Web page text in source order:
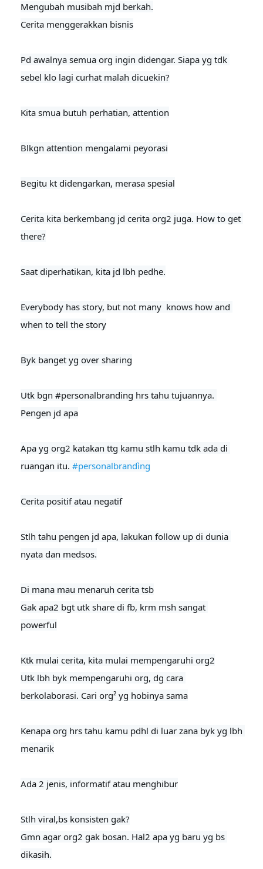
Mengubah musibah mjd berkah.
Cerita menggerakkan bisnis
Pd awalnya semua org ingin didengar. Siapa yg tdk
sebel klo lagi curhat malah dicuekin?
Kita smua butuh perhatian, attention
Blkgn attention mengalami peyorasi
Begitu kt didengarkan, merasa spesial
Cerita kita berkembang jd cerita org2 juga. How to get
there?
Saat diperhatikan, kita jd lbh pedhe.
Everybody has story, but not many  knows how and
when to tell the story
Byk banget yg over sharing
Utk bgn #personalbranding hrs tahu tujuannya.
Pengen jd apa
Apa yg org2 katakan ttg kamu stlh kamu tdk ada di
ruangan itu. #personalbrandìng
Cerita positif atau negatif
Stlh tahu pengen jd apa, lakukan follow up di dunia
nyata dan medsos.
Di mana mau menaruh cerita tsb
Gak apa2 bgt utk share di fb, krm msh sangat
powerful
Ktk mulai cerita, kita mulai mempengaruhi org2
Utk lbh byk mempengaruhi org, dg cara
berkolaborasi. Cari org² yg hobinya sama
Kenapa org hrs tahu kamu pdhl di luar zana byk yg lbh
menarik
Ada 2 jenis, informatif atau menghibur
Stlh viral,bs konsisten gak?
Gmn agar org2 gak bosan. Hal2 apa yg baru yg bs
dikasih.